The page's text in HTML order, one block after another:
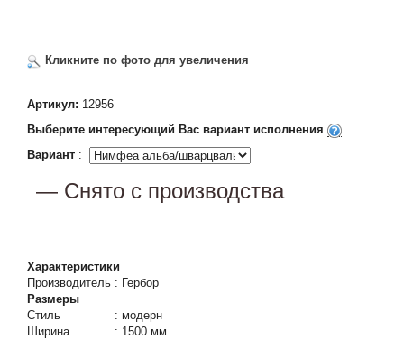
Кликните по фото для увеличения
Артикул: 12956
Выберите интересующий Вас вариант исполнения
Вариант :
— Снято с производства
Характеристики
Производитель : Гербор
Размеры
Стиль
: модерн
Ширина
: 1500 мм